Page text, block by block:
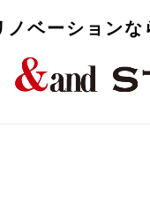
ベーションな